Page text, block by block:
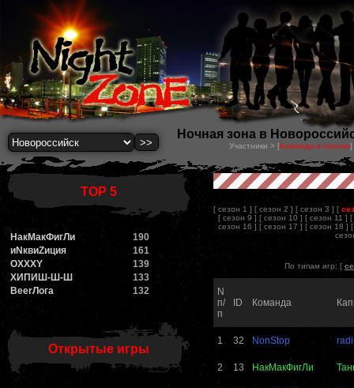
Ночная зона в
Участники > [Команды в сезоне]
TOP 5
НакМакФигЛи
190
иNквиZиция
161
OXXXY
139
ХИПИШ-Ш-Ш
133
BeerЛога
132
Открытые игры
[ сезон 1 ] [ сезон 2 ] [ сезон 3 ] [
[ сезон 9 ] [ сезон 10 ] [ сезон 11 ]
сезон 16 ] [ сезон 17 ] [ сезон 18 ]
По типам игр: [
N
п/
п
ID Команда
1 32 NonStop
2 13 НакМакФигЛи